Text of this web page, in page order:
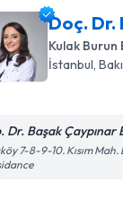
Doç. Dr.
Kulak Burun
İstanbul,
Dr. Başak Çaypınar
7-8-9-10. Kısım